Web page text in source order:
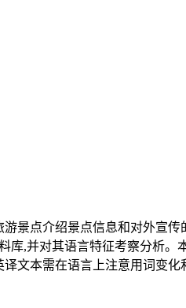
景点介绍景点信息和对外宣
库,并对其语言特征考察分析
文本需在语言上注意用词变